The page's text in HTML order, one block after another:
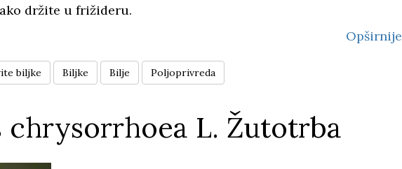
držite u frižideru.
Opširnije
biljke Biljke Bilje Poljoprivreda
chrysorrhoea L. Žutotrba